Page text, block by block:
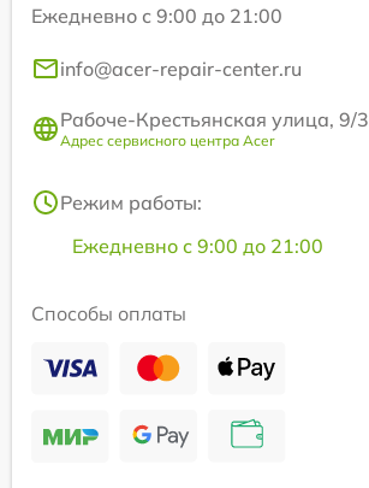
Ежедневно с 9:00 до 21:00
info@acer-repair-center.ru
Рабоче-Крестьянская улица, 9/3
Адрес сервисного центра Acer
Режим работы:
Ежедневно с 9:00 до 21:00
Способы оплаты